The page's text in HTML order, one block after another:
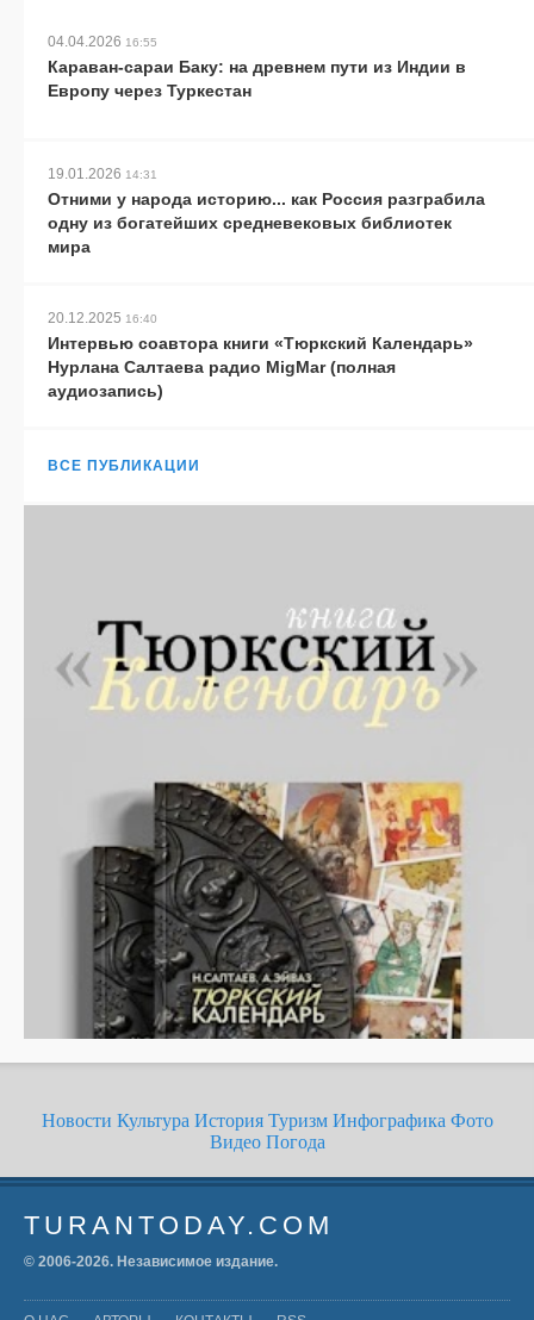
04.04.2026 16:55
Караван-сараи Баку: на древнем пути из Индии в
Европу через Туркестан
19.01.2026 14:31
Отними у народа историю... как Россия разграбила
одну из богатейших средневековых библиотек
мира
20.12.2025 16:40
Интервью соавтора книги «Тюркский Календарь»
Нурлана Салтаева радио MigMar (полная
аудиозапись)
ВСЕ ПУБЛИКАЦИИ
Новости Культура История Туризм Инфографика Фото
Видео Погода
TURANTODAY.COM
© 2006-2026. Независимое издание.